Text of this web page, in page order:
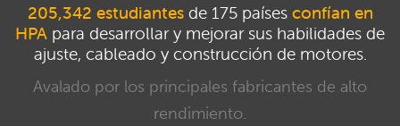
205,342 estudiantesde 175 países confían en
HPA para desarrollar y mejorar sus habilidades de
ajuste, cableado y construcción de motores.
Avalado por los principales fabricantes de alto
rendimiento.